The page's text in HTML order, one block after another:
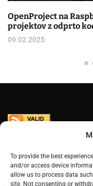
To provide the best
and/or access device
allow us to process data
site. Not consenting or
OpenProject na
projektov z odprto
09.02.2025